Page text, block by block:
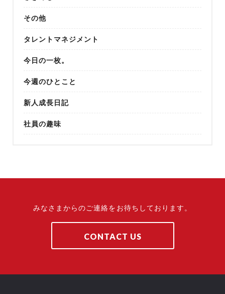
その他
タレントマネジメント
今日の一枚。
今週のひとこと
新人成長日記
社員の趣味
みなさまからのご連絡をお待ちしております。
CONTACT US